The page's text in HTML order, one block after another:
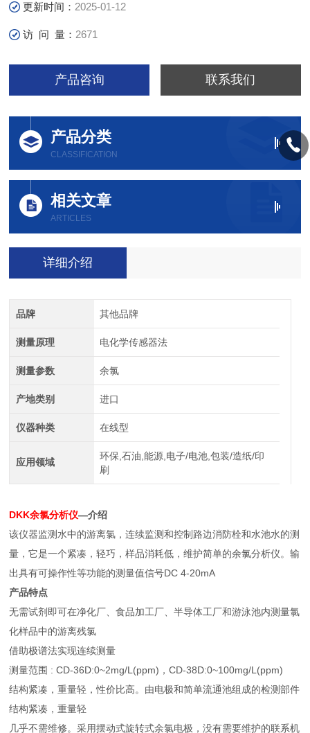
更新时间： 2025-01-12
访 问 量： 2671
产品咨询 联系我们
产品分类
CLASSIFICATION
相关文章
ARTICLES
详细介绍
品牌 其他品牌
测量原理 电化学传感器法
测量参数 余氯
产地类别 进口
仪器种类 在线型
应用领域
环保,石油,能源,电子/电池,包装/造纸/印
刷
DKK余氯分析仪—介绍
该仪器监测水中的游离氯，连续监测和控制路边消防栓和水池水的测
量，它是一个紧凑，轻巧，样品消耗低，维护简单的余氯分析仪。输
出具有可操作性等功能的测量值信号DC 4-20mA
产品特点
无需试剂即可在净化厂、食品加工厂、半导体工厂和游泳池内测量氯
化样品中的游离残氯
借助极谱法实现连续测量
测量范围 : CD-36D:0~2mg/L(ppm)，CD-38D:0~100mg/L(ppm)
结构紧凑，重量轻，性价比高。由电极和简单流通池组成的检测部件
结构紧凑，重量轻
几乎不需维修。采用摆动式旋转式余氯电极，没有需要维护的联系机